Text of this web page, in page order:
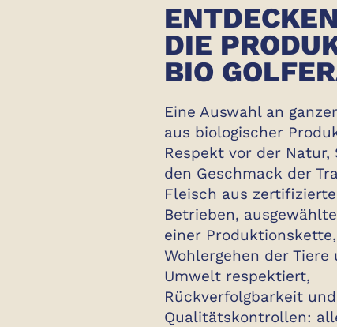
DIE
BIO
Eine Auswahl an
aus biologischer
Respekt vor der Natur,
den Geschmack der
Fleisch aus
Betrieben,
einer
Wohlergehen der Tiere
Umwelt respektiert,
Rückverfolgbarkeit und
Qualitätskontrollen: